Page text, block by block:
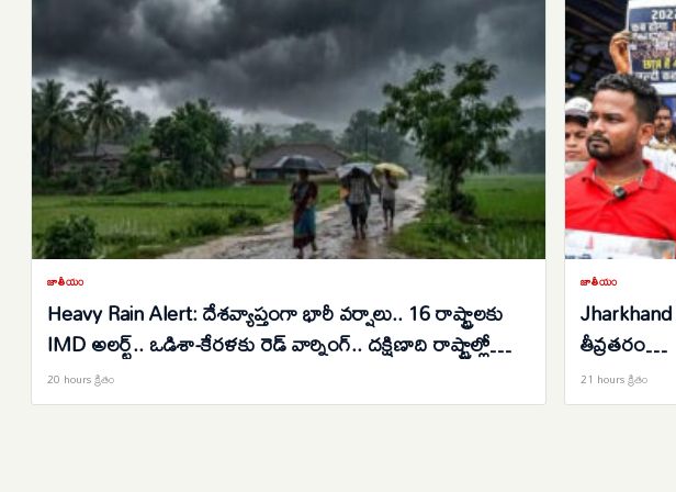
జాతీయం
Heavy Rain Alert: దేశవ్యాప్తంగా భారీ వర్షాలు.. 16 రాష్ట్రాలకు
IMD అలర్ట్.. ఒడిశా-కేరళకు రెడ్ వార్నింగ్.. దక్షిణాది రాష్ట్రాల్లో
ఉరుములతో కూడిన వానలు..
20 hours క్రితం
జాతీయం
తీవ్రతరం…
21 hours క్రితం